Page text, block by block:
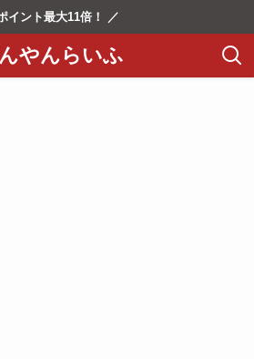
イント最大11倍！ ／
やんらいふ